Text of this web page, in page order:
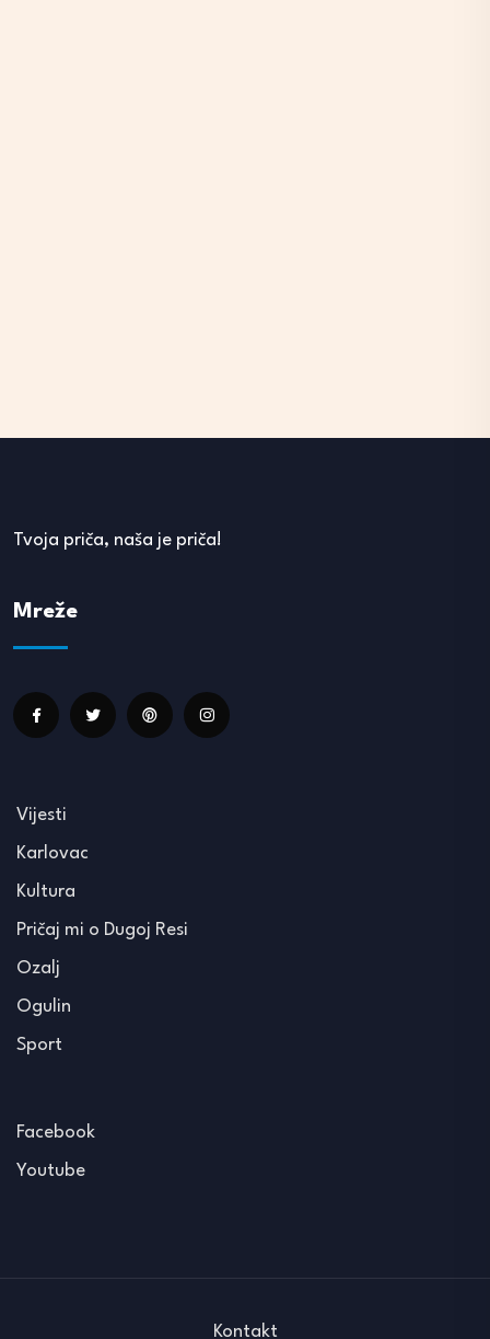
Tvoja priča, naša je priča!
Mreže
Vijesti
Karlovac
Kultura
Pričaj mi o Dugoj Resi
Ozalj
Ogulin
Sport
Facebook
Youtube
Kontakt